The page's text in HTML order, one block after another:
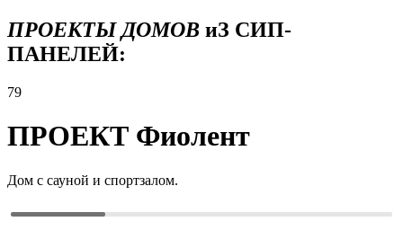
ПРОЕКТЫ ДОМОВ иЗ СИП-
ПАНЕЛЕЙ:
79
ПРОЕКТ Фиолент
Дом с сауной и спортзалом.